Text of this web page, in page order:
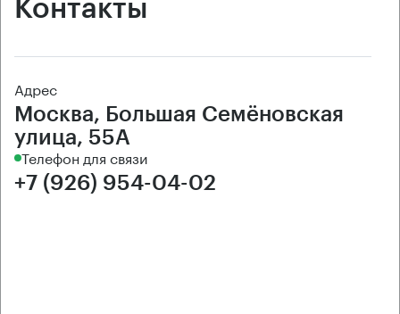
Контакты
Адрес
Москва, Большая Семёновская
улица, 55А
Телефон для связи
+7 (926) 954-04-02